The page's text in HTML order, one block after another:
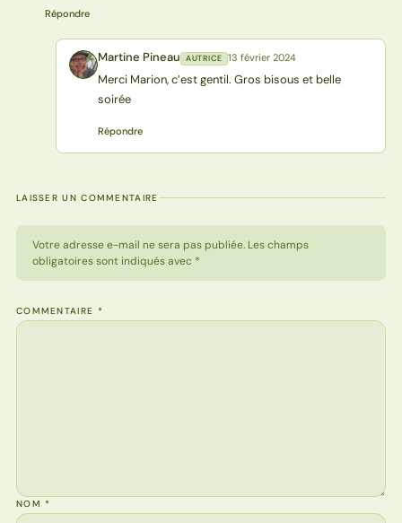
Répondre
MP Martine Pineau AUTRICE 13 février 2024
Merci Marion, c’est gentil. Gros bisous et belle
soirée
Répondre
LAISSER UN COMMENTAIRE
Votre adresse e-mail ne sera pas publiée. Les champs
obligatoires sont indiqués avec *
COMMENTAIRE *
NOM*